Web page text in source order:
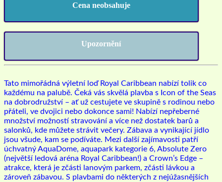
Cena neobsahuje
Upozornění
Tato mimořádná výletní loď Royal Caribbean nabízí tolik co
každému na palubě. Čeká vás skvělá plavba s Icon of the Seas
na dobrodružství – ať už cestujete ve skupině s rodinou nebo
přáteli, ve dvojici nebo dokonce sami! Nabízí nepřeberné
množství možností stravování a více než dostatek barů a
salonků, kde můžete strávit večery. Zábava a vynikající jídlo
jsou všude, kam se podíváte. Mezi další zajímavosti patří
úchvatný AquaDome, aquapark kategorie 6, Absolute Zero
(největší ledová aréna Royal Caribbean!) a Crown’s Edge –
atrakce, která je zčásti lanovým parkem, zčásti lávkou a
zároveň zábavou. S plavbami do některých z nejúžasnějších